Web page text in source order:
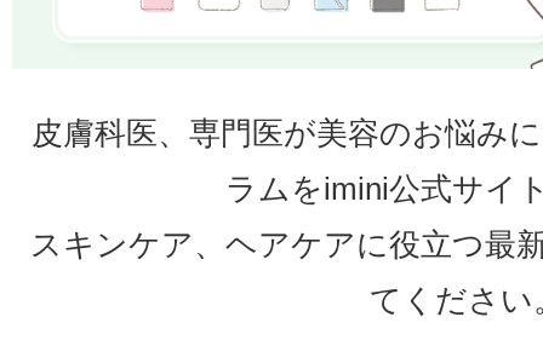
皮膚科医、専門医が美容のお悩み
ラムをimini公式サイ
スキンケア、ヘアケアに役立つ最
てください